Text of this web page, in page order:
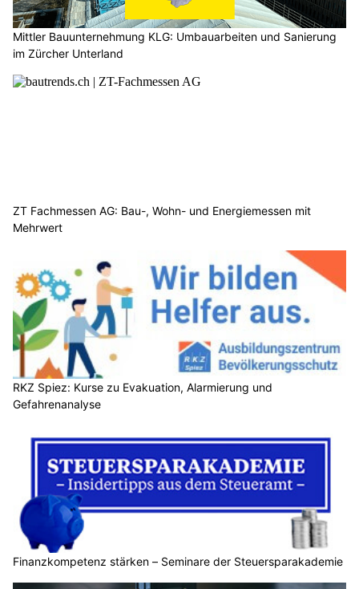
Mittler Bauunternehmung KLG: Umbauarbeiten und Sanierung
im Zürcher Unterland
ZT Fachmessen AG: Bau-, Wohn- und Energiemessen mit
Mehrwert
RKZ Spiez: Kurse zu Evakuation, Alarmierung und
Gefahrenanalyse
Finanzkompetenz stärken – Seminare der Steuersparakademie